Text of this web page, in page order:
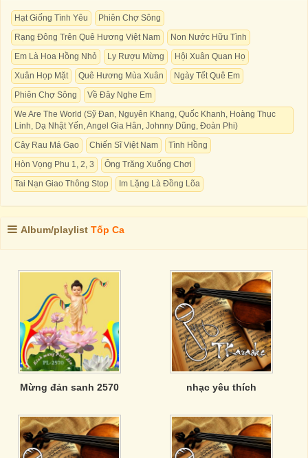
Hạt Giống Tình Yêu
Phiên Chợ Sông
Rạng Đông Trên Quê Hương Việt Nam
Non Nước Hữu Tình
Em Là Hoa Hồng Nhỏ
Ly Rượu Mừng
Hội Xuân Quan Họ
Xuân Họp Mặt
Quê Hương Mùa Xuân
Ngày Tết Quê Em
Phiên Chợ Sông
Về Đây Nghe Em
We Are The World (Sỹ Đan, Nguyên Khang, Quốc Khanh, Hoàng Thục
Linh, Dạ Nhật Yến, Angel Gia Hân, Johnny Dũng, Đoàn Phi)
Cây Rau Má Gạo
Chiến Sĩ Việt Nam
Tình Hồng
Hòn Vọng Phu 1, 2, 3
Ông Trăng Xuống Chơi
Tai Nạn Giao Thông Stop
Im Lặng Là Đồng Lõa
Album/playlist Tốp Ca
Mừng đản sanh 2570 nhạc yêu thích